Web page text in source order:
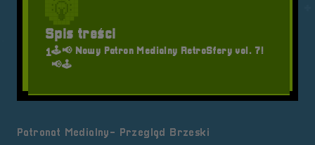
Patronat Medialny- Przegląd Brzeski
Spis treści
1🕹️📢 Nowy Patron Medialny RetroSfery vol. 7!
📢🕹️